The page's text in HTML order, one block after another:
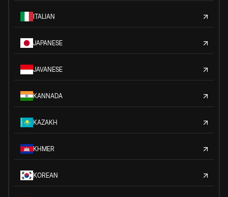
ITALIAN
JAPANESE
JAVANESE
KANNADA
KAZAKH
KHMER
KOREAN